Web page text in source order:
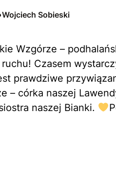
Wojciech Sobieski
Wzgórze –
Czasem
prawdziwe
– córka naszej
naszej Bianki.